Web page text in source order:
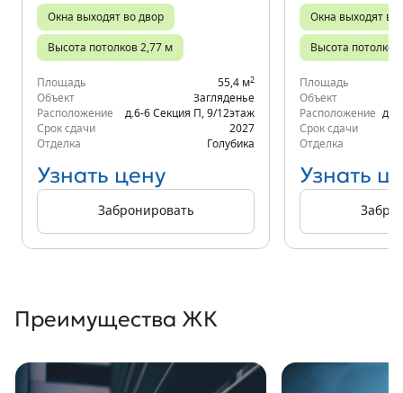
Окна выходят во двор
Высота потолков 2,77 м
Площадь 55,4 м2
Объект
Загляденье
Расположение
д.6-6 Секция П 9/12этаж
Срок сдачи
2027
Отделка
Голубика
Узнать цену
Забронировать
Окна выходят во
Высота
Площадь
Объект
Расположение
Срок сдачи
Отделка
Узнать
Преимущества ЖК